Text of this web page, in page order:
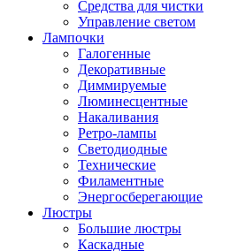
Средства для чистки
Управление светом
Лампочки
Галогенные
Декоративные
Диммируемые
Люминесцентные
Накаливания
Ретро-лампы
Светодиодные
Технические
Филаментные
Энергосберегающие
Люстры
Большие люстры
Каскадные